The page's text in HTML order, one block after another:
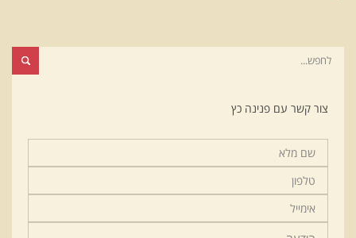
צור קשר עם פנינה כץ